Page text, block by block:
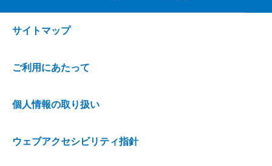
サイトマップ
ご利用にあたって
個人情報の取り扱い
ウェブアクセシビリティ指針